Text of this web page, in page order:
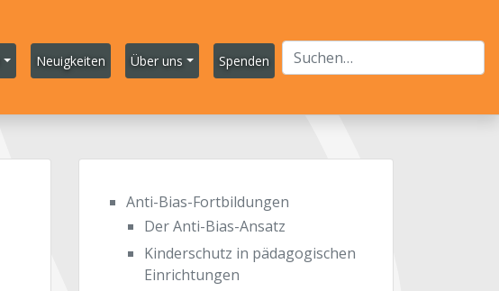
Neuigkeiten Über uns Spenden
Anti-Bias-Fortbildungen
Der Anti-Bias-Ansatz
Kinderschutz in pädagogischen
Einrichtungen